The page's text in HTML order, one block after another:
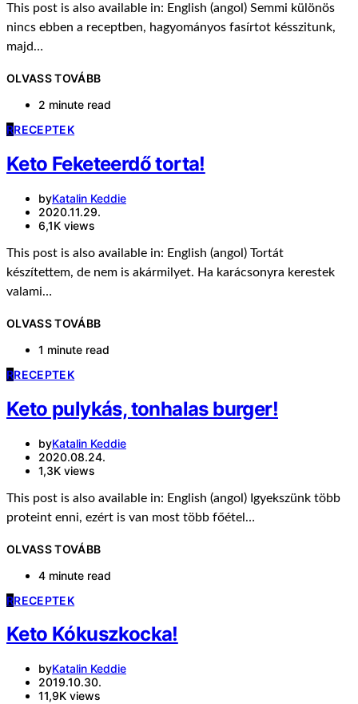
This post is also available in: English (angol) Semmi különös
nincs ebben a receptben, hagyományos fasírtot késszitunk,
majd…
OLVASS TOVÁBB
2 minute read
RRECEPTEK
Keto Feketeerdő torta!
byKatalin Keddie
2020.11.29.
6,1K views
This post is also available in: English (angol) Tortát
készítettem, de nem is akármilyet. Ha karácsonyra kerestek
valami…
OLVASS TOVÁBB
1 minute read
RRECEPTEK
Keto pulykás, tonhalas burger!
byKatalin Keddie
2020.08.24.
1,3K views
This post is also available in: English (angol) Igyekszünk több
proteint enni, ezért is van most több főétel…
OLVASS TOVÁBB
4 minute read
RRECEPTEK
Keto Kókuszkocka!
byKatalin Keddie
2019.10.30.
11,9K views